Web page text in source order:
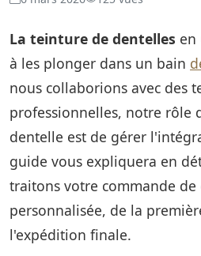
La teinture de dentelles en
à les plonger dans un bain
nous collaborions avec des
professionnelles, notre rôle
dentelle est de gérer
guide vous expliquera en
traitons votre commande de
personnalisée, de la
l'expédition finale.